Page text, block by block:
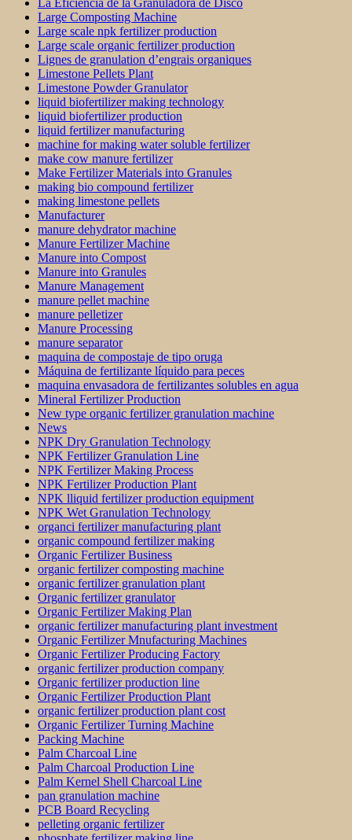
La Eficiencia de la Granuladora de Disco
Large Composting Machine
Large scale npk fertilizer production
Large scale organic fertilizer production
Lignes de granulation d’engrais organiques
Limestone Pellets Plant
Limestone Powder Granulator
liquid biofertilizer making technology
liquid biofertilizer production
liquid fertilizer manufacturing
machine for making water soluble fertilizer
make cow manure fertilizer
Make Fertilizer Materials into Granules
making bio compound fertilizer
making limestone pellets
Manufacturer
manure dehydrator machine
Manure Fertilizer Machine
Manure into Compost
Manure into Granules
Manure Management
manure pellet machine
manure pelletizer
Manure Processing
manure separator
maquina de compostaje de tipo oruga
Máquina de fertilizante líquido para peces
maquina envasadora de fertilizantes solubles en agua
Mineral Fertilizer Production
New type organic fertilizer granulation machine
News
NPK Dry Granulation Technology
NPK Fertilizer Granulation Line
NPK Fertilizer Making Process
NPK Fertilizer Production Plant
NPK lliquid fertilizer production equipment
NPK Wet Granulation Technology
organci fertilizer manufacturing plant
organic compound fertilizer making
Organic Fertilizer Business
organic fertilizer composting machine
organic fertilizer granulation plant
Organic fertilizer granulator
Organic Fertilizer Making Plan
organic fertilizer manufacturing plant investment
Organic Fertilizer Mnufacturing Machines
Organic Fertilizer Producing Factory
organic fertilizer production company
Organic fertilizer production line
Organic Fertilizer Production Plant
organic fertilizer production plant cost
Organic Fertilizer Turning Machine
Packing Machine
Palm Charcoal Line
Palm Charcoal Production Line
Palm Kernel Shell Charcoal Line
pan granulation machine
PCB Board Recycling
pelleting organic fertilizer